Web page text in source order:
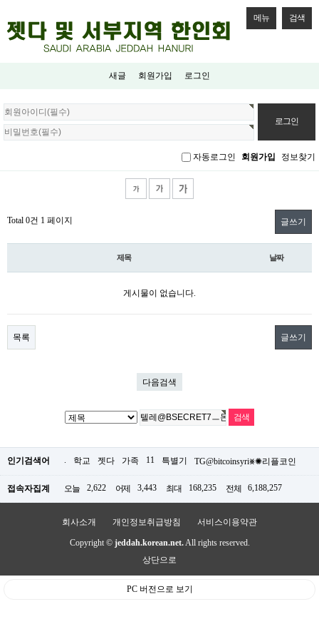
메뉴 검색
새글 회원가입 로그인
회
원
로
자동로그인 회원가입 정보찾기
Total 0건 1 페이지 글쓰기
제목 날짜
게시물이 없습니다.
목록 글쓰기
다음검색
인기검색어 . 학교 젯다 가족 11 특별기 TG@bitcoinsyri⨳✺리플코인
접속자집계 오늘 2,622 어제 3,443 최대 168,235 전체 6,188,257
회사소개 개인정보취급방침 서비스이용약관
Copyright © jeddah.korean.net.All rights reserved.
상단으로
PC 버전으로 보기